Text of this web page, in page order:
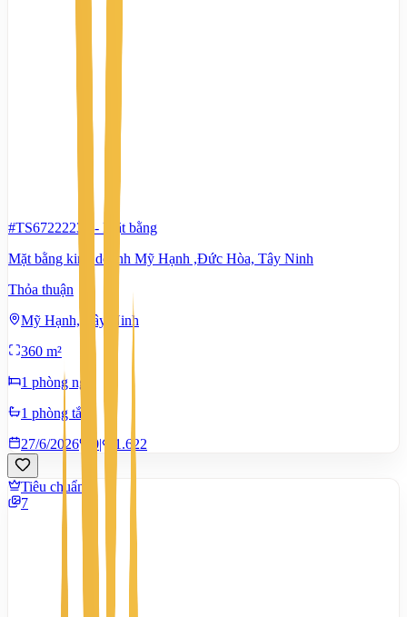
#TS67222230 - Mặt bằng
Mặt bằng kinh doanh Mỹ Hạnh ,Đức Hòa, Tây Ninh
Thỏa thuận
Mỹ Hạnh, Tây Ninh
360 m²
1 phòng ngủ
1 phòng tắm
27/6/2026
0| 1.622
Tiêu chuẩn
7